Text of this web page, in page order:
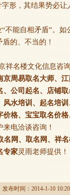
形，其结果势必让
不能自相矛盾”。如
的、不当的！
祥名楼文化信息咨
京周易取名大师、
、公司起名、店铺
水培训、起名培训
价格、宝宝取名价
电洽谈咨询！
名网、取名网、祥
专家灵雨老师提供！
发布时间：2014-1-10